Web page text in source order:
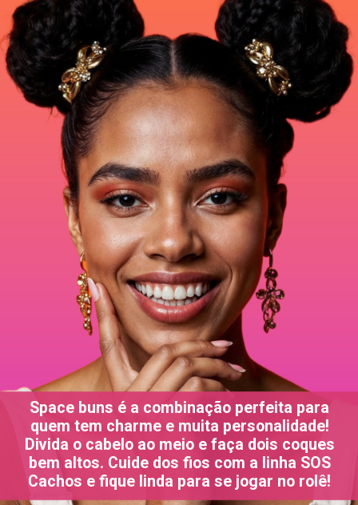
Space buns é a combinação perfeita para
quem tem charme e muita personalidade!
Divida o cabelo ao meio e faça dois coques
bem altos. Cuide dos fios com a linha SOS
Cachos e fique linda para se jogar no rolê!